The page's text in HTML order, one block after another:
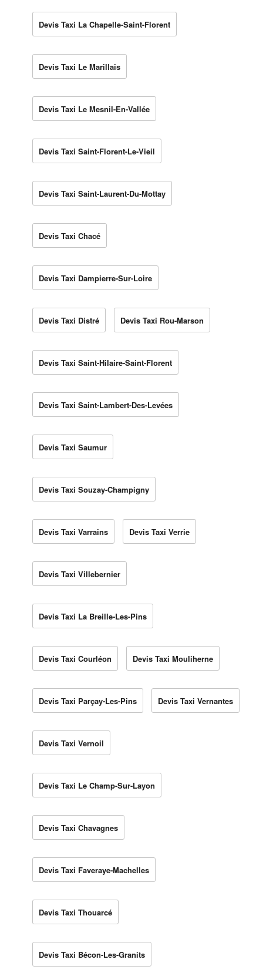
Devis Taxi La Chapelle-Saint-Florent
Devis Taxi Le Marillais
Devis Taxi Le Mesnil-En-Vallée
Devis Taxi Saint-Florent-Le-Vieil
Devis Taxi Saint-Laurent-Du-Mottay
Devis Taxi Chacé
Devis Taxi Dampierre-Sur-Loire
Devis Taxi Distré Devis Taxi Rou-Marson
Devis Taxi Saint-Hilaire-Saint-Florent
Devis Taxi Saint-Lambert-Des-Levées
Devis Taxi Saumur
Devis Taxi Souzay-Champigny
Devis Taxi Varrains Devis Taxi Verrie
Devis Taxi Villebernier
Devis Taxi La Breille-Les-Pins
Devis Taxi Courléon Devis Taxi Mouliherne
Devis Taxi Parçay-Les-Pins Devis Taxi Vernantes
Devis Taxi Vernoil
Devis Taxi Le Champ-Sur-Layon
Devis Taxi Chavagnes
Devis Taxi Faveraye-Machelles
Devis Taxi Thouarcé
Devis Taxi Bécon-Les-Granits